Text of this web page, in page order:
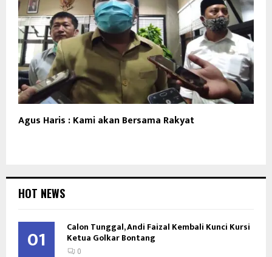
Agus Haris : Kami akan Bersama Rakyat
HOT NEWS
01 Calon Tunggal, Andi Faizal Kembali Kunci Kursi
Ketua Golkar Bontang
0